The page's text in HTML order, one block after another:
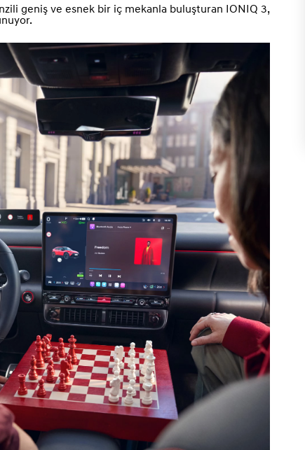
geniş ve esnek bir iç mekanla buluşturan IONIQ 3,